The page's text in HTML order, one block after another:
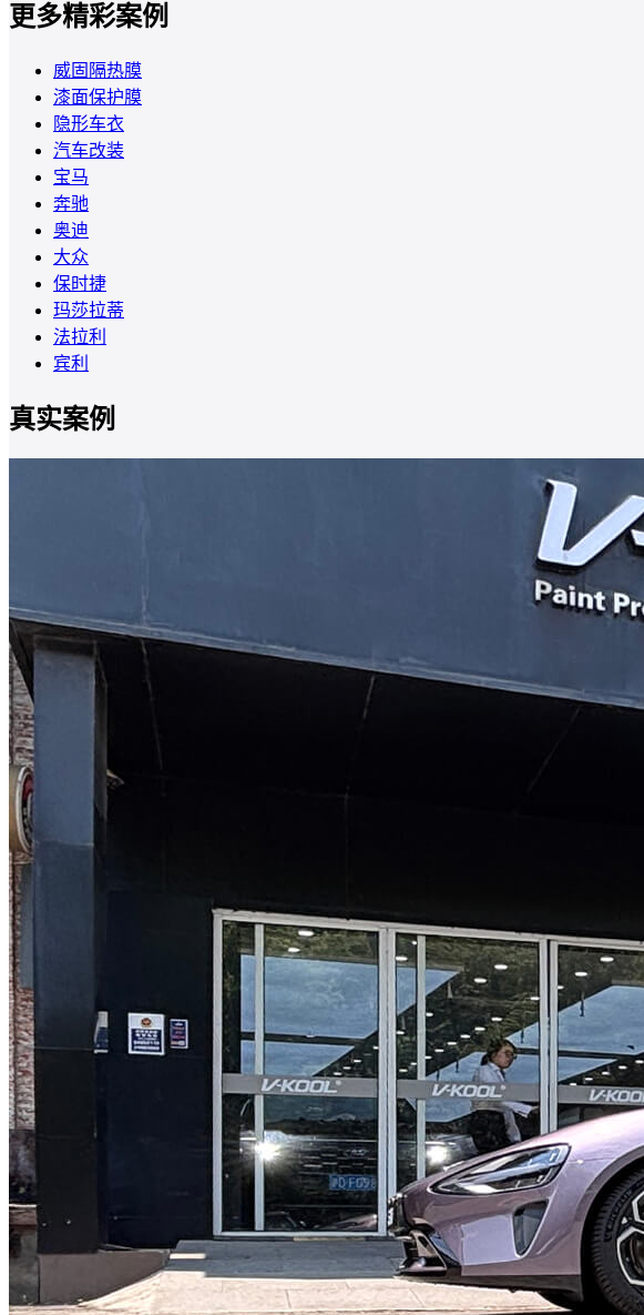
更多精彩案例
威固隔热膜
漆面保护膜
隐形车衣
汽车改装
宝马
奔驰
奥迪
大众
保时捷
玛莎拉蒂
法拉利
宾利
真实案例